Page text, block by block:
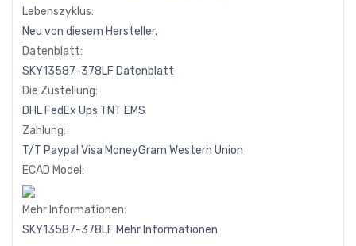
Lebenszyklus:
Neu von diesem Hersteller.
Datenblatt:
SKY13587-378LF Datenblatt
Die Zustellung:
DHL FedEx Ups TNT EMS
Zahlung:
T/T Paypal Visa MoneyGram Western Union
ECAD Model:
Mehr Informationen:
SKY13587-378LF Mehr Informationen